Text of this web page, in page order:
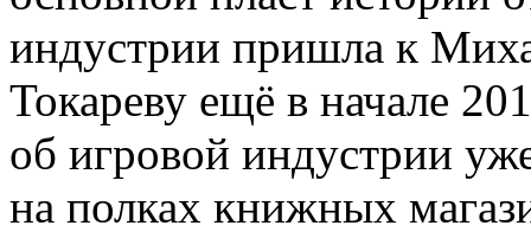
индустрии пришла к
Токареву ещё в начале
об игровой индустрии
на полках книжных